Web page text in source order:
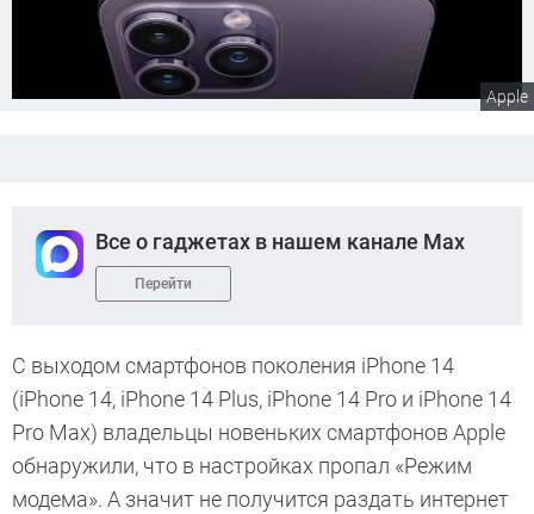
Apple
Все о гаджетах в нашем канале Max
Перейти
С выходом смартфонов поколения iPhone 14
(iPhone 14, iPhone 14 Plus, iPhone 14 Pro и iPhone 14
Pro Max) владельцы новеньких смартфонов Apple
обнаружили, что в настройках пропал «Режим
модема». А значит не получится раздать интернет